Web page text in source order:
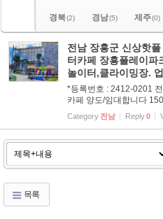
경북(2) 경남(5) 제주(0)
전남 장흥군 신상핫
터카페 장흥플레이파
놀이터,클라이밍장.
*등록번호 : 2412-0201
카페 양도/임대합니다
식당 운영 가능 *위치 : 전
연면적 : 396㎡(120평) *
Category 전남 Reply0
목록